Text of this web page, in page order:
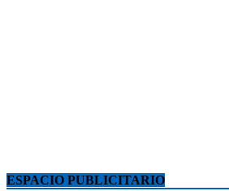
ESPACIO PUBLICITARIO